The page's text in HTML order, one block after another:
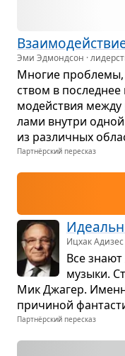
Эми Эдмондсон ·
Мно­гие
ством в
мо­действия
лами вну­три
из раз­лич­ных
Партнёрский пересказ
Ицхак
Все
музыки.
Мик Джа­гер.
при­чи­ной
Партнёрский пересказ